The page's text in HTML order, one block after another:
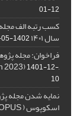
01-12
کسب رتبه الف
سال ۱۴۰۱ 1402-05-20
فراخوان: مجله
,Comparative Philosophy of Religion (Autumn 2023)
1401-12-
10
نمایه شدن مجله